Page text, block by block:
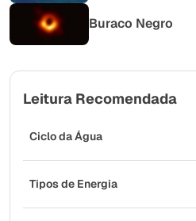
Buraco Negro
Leitura Recomendada
Ciclo da Água
Tipos de Energia